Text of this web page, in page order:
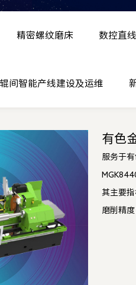
精密螺纹磨床 数控直
间智能产线建设及运维
有色
服务于
其主要
磨削精